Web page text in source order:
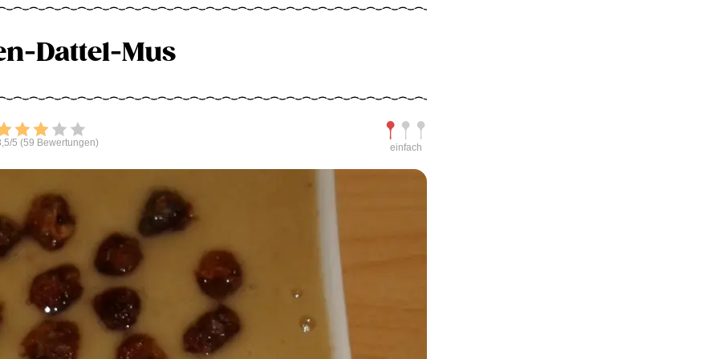
Dattel-Mus
Bewerten
5 (59 Bewertungen)
Schwierigkeit
einfach